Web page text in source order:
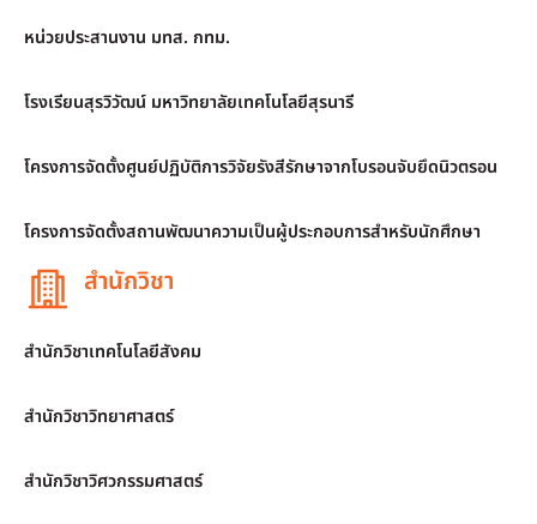
หน่วยประสานงาน มทส. กทม.
โรงเรียนสุรวิวัฒน์ มหาวิทยาลัยเทคโนโลยีสุรนารี
โครงการจัดตั้งศูนย์ปฏิบัติการวิจัยรังสีรักษาจากโบรอนจับยึดนิวตรอน
โครงการจัดตั้งสถานพัฒนาความเป็นผู้ประกอบการสำหรับนักศึกษา
สำนักวิชา
สำนักวิชาเทคโนโลยีสังคม
สำนักวิชาวิทยาศาสตร์
สำนักวิชาวิศวกรรมศาสตร์